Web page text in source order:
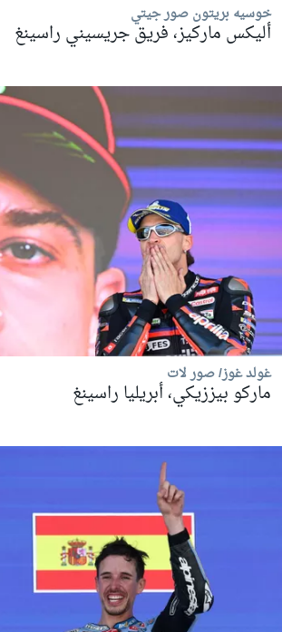
خوسيه بريتون صور جيتي
أليكس ماركيز، فريق جريسيني راسينغ
غولد غوز/ صور لات
ماركو بيززيكي، أبريليا راسينغ